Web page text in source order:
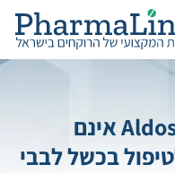
אנטגוניסטים ל- Aldosterone אינם
בכשל לבבי